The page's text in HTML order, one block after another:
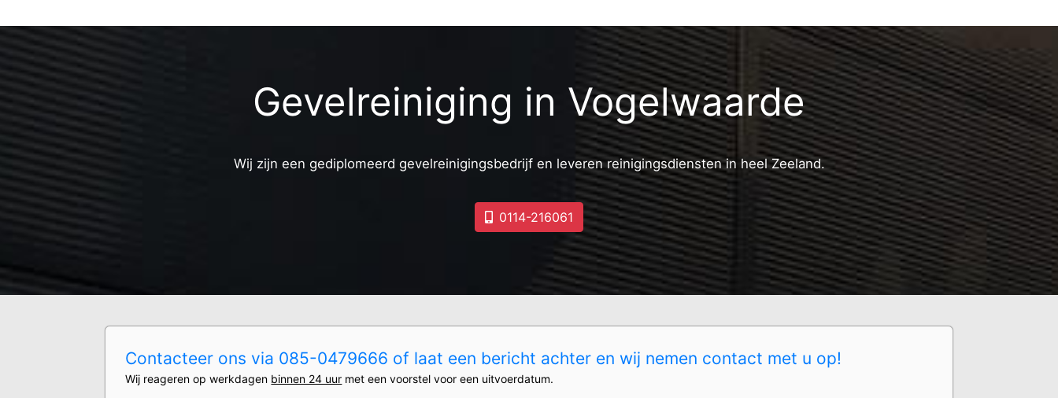
Gevelreiniging in Vogelwaarde
Wij zijn een gediplomeerd gevelreinigingsbedrijf en leveren reinigingsdiensten in heel Zeeland.
0114-216061
Contacteer ons via 085-0479666 of laat een bericht achter en wij nemen contact met u op!
Wij reageren op werkdagen binnen 24 uur met een voorstel voor een uitvoerdatum.